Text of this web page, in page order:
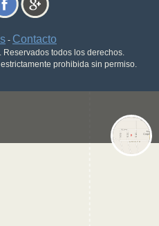
- Contacto
todos los derechos.
prohibida sin permiso.